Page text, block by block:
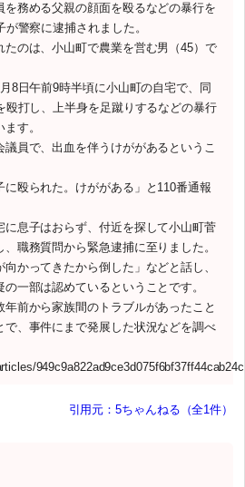
務める父親の顔面を殴るなどの暴行を
警察に逮捕されました。
のは、小山町で農業を営む男（45）で
8日午前9時半頃に小山町の自宅で、同
殴打し、上半身を足蹴りするなどの暴行
す。
員で、出血を伴うけががあるというこ
殴られた。けががある」と110番通報
息子はおらず、付近を探して小山町菅
職務質問から緊急逮捕に至りました。
かってきたから倒した」などと話し、
一部は認めているということです。
前から家族間のトラブルがあったこと
で、事件にまで発展した状況などを調べ
引用元：5ちゃんねる（全1件）